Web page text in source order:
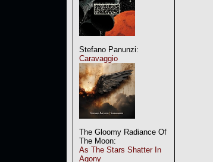
Stefano Panunzi:
Caravaggio
The Gloomy Radiance Of
The Moon:
As The Stars Shatter In
Agony